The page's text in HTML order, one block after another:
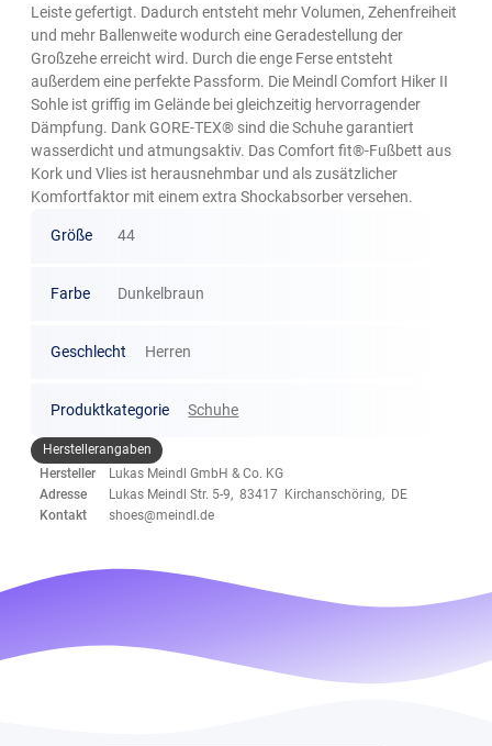
Leiste gefertigt. Dadurch entsteht mehr Volumen, Zehenfreiheit
und mehr Ballenweite wodurch eine Geradestellung der
Großzehe erreicht wird. Durch die enge Ferse entsteht
außerdem eine perfekte Passform. Die Meindl Comfort Hiker II
Sohle ist griffig im Gelände bei gleichzeitig hervorragender
Dämpfung. Dank GORE-TEX® sind die Schuhe garantiert
wasserdicht und atmungsaktiv. Das Comfort fit®-Fußbett aus
Kork und Vlies ist herausnehmbar und als zusätzlicher
Komfortfaktor mit einem extra Shockabsorber versehen.
Größe 44
Farbe Dunkelbraun
Geschlecht Herren
Produktkategorie Schuhe
Herstellerangaben
Hersteller
Lukas Meindl GmbH & Co. KG
Adresse
Lukas Meindl Str. 5-9, 83417 Kirchanschöring, DE
Kontakt
shoes@meindl.de